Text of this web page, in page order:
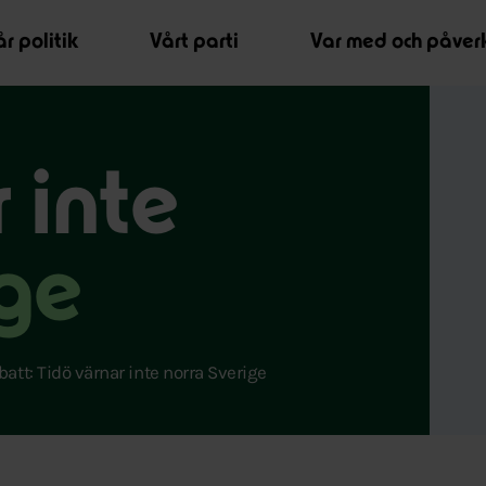
politik
Vårt parti Var med och
inte
Tidö värnar inte norra Sverige